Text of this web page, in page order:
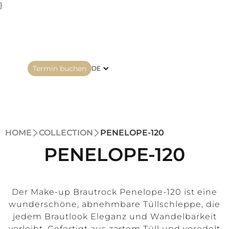
}
Termin buchen DE
HOME COLLECTION PENELOPE-120
PENELOPE-120
Der Make-up Brautrock Penelope-120 ist eine
wunderschöne, abnehmbare Tüllschleppe, die
jedem Brautlook Eleganz und Wandelbarkeit